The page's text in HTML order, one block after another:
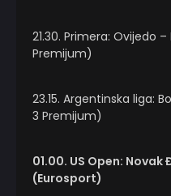
21.30. Primera: Ovijedo
Premijum)
23.15. Argentinska liga:
3 Premijum)
01.00. US Open: Novak
(Eurosport)